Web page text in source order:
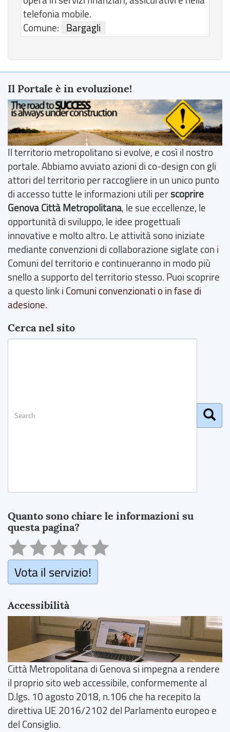
telefonia mobile.
Comune:
Bargagli
Il Portale è in evoluzione!
Il territorio metropolitano si evolve, e così il nostro
portale. Abbiamo avviato azioni di co-design con gli
attori del territorio per raccogliere in un unico punto
di accesso tutte le informazioni utili perscoprire
Genova Città Metropolitana, le sue eccellenze, le
opportunità di sviluppo, le idee progettuali
innovative e molto altro. Le attività sono iniziate
mediante convenzioni di collaborazione siglate con i
Comuni del territorio e continueranno in modo più
snello a supporto del territorio stesso. Puoi scoprire
a questo link i Comuni convenzionati o in fase di
adesione.
Cerca nel sito
Quanto sono chiare le informazioni su
questa pagina?
Vota il servizio!
Accessibilità
Città Metropolitana di Genova si impegna a rendere
il proprio sito web accessibile, conformemente al
D.lgs. 10 agosto 2018, n.106 che ha recepito la
direttiva UE 2016/2102 del Parlamento europeo e
del Consiglio.